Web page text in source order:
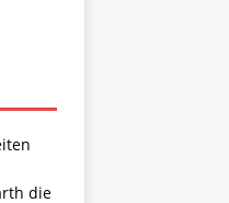
die